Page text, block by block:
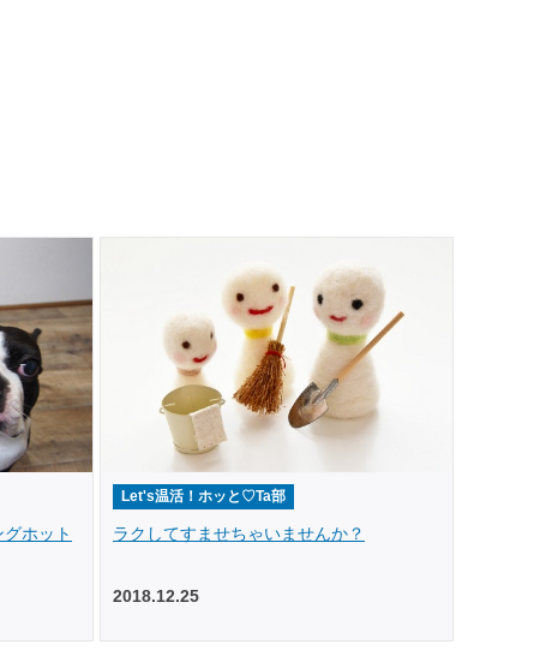
ホット
Let's温活！ホッと♡Ta部
ラクしてすませちゃいませんか？
2018.12.25